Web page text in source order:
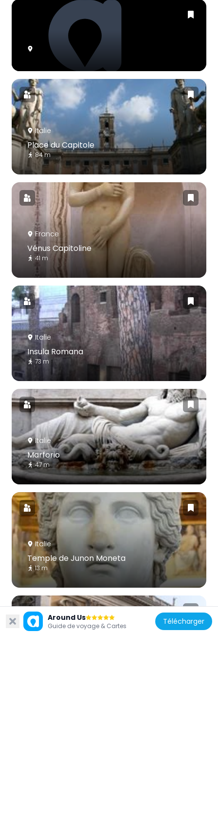
Italie
Place du Capitole
84 m
France
Vénus Capitoline
41 m
Italie
Insula Romana
73 m
Italie
Marforio
47 m
Italie
Temple de Junon Moneta
13 m
Around Us
Guide de voyage & Cartes Télécharger